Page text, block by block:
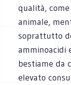
qualità,
animale,
soprattutto
amminoacidi
bestiame da
elevato